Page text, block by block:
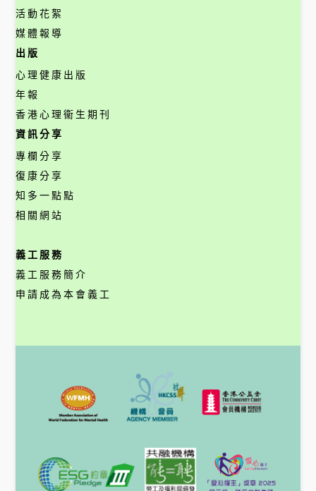
活動花絮
媒體報導
出版
心理健康出版
年報
香港心理衞生期刊
資訊分享
專欄分享
復康分享
知多一點點
相關網站
義工服務
義工服務簡介
申請成為本會義工